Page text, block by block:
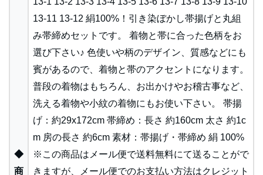
◆
商
13-11 13-12 絹100%！引き染ぼかし帯揚げと丸組
み帯締めセットです。 着物と帯に合った色柄をお
選び下さい♪ 色使いや柄のデザイン、質感などにも
賓があるので、着物と帯のアクセントになります。
普段の着物はもちろん、お出かけやお稽古事など、
洗える着物や小紋の着物にもお使い下さい。 帯揚
げ：約29x172cm 帯締め：長さ 約160cm 太さ 約1c
m 房の長さ 約6cm 素材：帯揚げ・帯締め 絹 100%
※この商品はメール便で送料無料にて送ることがで
きますが、メール便でのお支払い方法はクレジット